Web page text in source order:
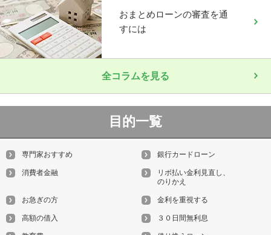
おまとめローンの審査を通
すには
全コラムを見る
目的一覧
専門家おすすめ 銀行カードローン
消費者金融
リボ払い金利見直し、
のりかえ
お急ぎの方 金利を重視する
高額の借入 ３０日間無利息